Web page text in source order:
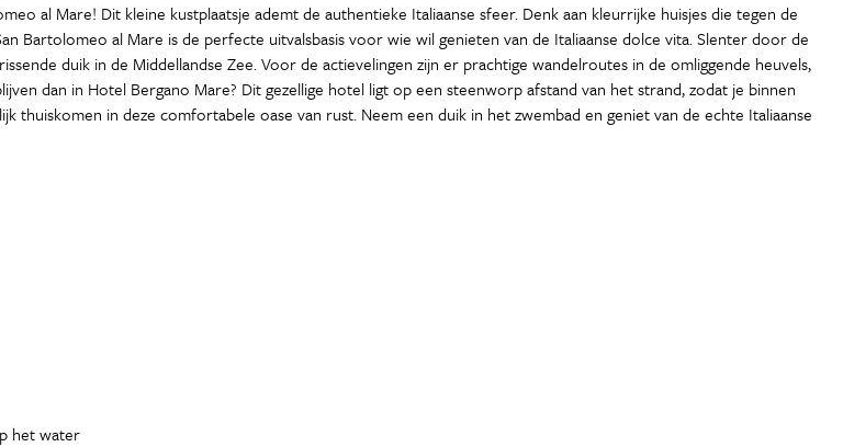
al Mare! Dit kleine kustplaatsje ademt de authentieke Italiaanse sfeer. Denk aan kleurrijke huisjes die tegen de
Bartolomeo al Mare is de perfecte uitvalsbasis voor wie wil genieten van de Italiaanse dolce vita. Slenter door de
duik in de Middellandse Zee. Voor de actievelingen zijn er prachtige wandelroutes in de omliggende heuvels,
dan in Hotel Bergano Mare? Dit gezellige hotel ligt op een steenworp afstand van het strand, zodat je binnen
thuiskomen in deze comfortabele oase van rust. Neem een duik in het zwembad en geniet van de echte Italiaanse
het water